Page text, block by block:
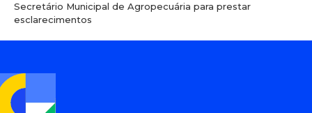
Secretário Municipal de Agropecuária para prestar
esclarecimentos